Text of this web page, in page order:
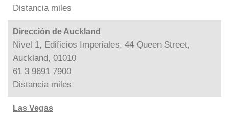
Distancia miles
Dirección de Auckland
Nivel 1, Edificios Imperiales, 44 Queen Street,
Auckland, 01010
61 3 9691 7900
Distancia miles
Las Vegas